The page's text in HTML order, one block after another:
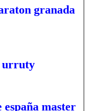
granada
urruty
españa master